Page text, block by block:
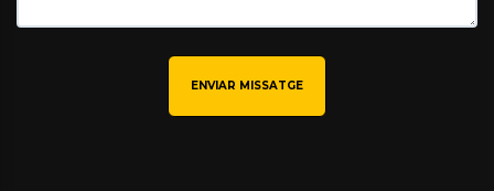
ENVIAR MISSATGE